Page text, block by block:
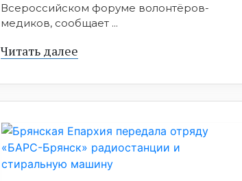
Всероссийском форуме волонтёров-
медиков, сообщает ...
Читать далее